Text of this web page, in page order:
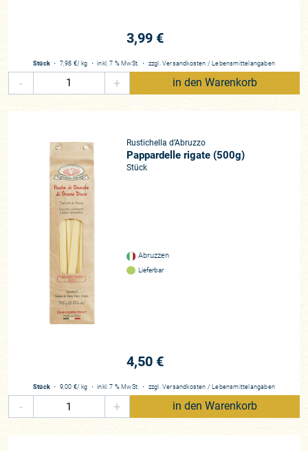
3,99 €
Stück・ 7,98 €/ kg ・inkl. 7 % MwSt. ・ zzgl.Versandkosten / Lebensmittelangaben
- + in den Warenkorb
Rustichella d’Abruzzo
Pappardelle rigate (500g)
Stück
Abruzzen
Lieferbar
4,50 €
Stück・ 9,00 €/ kg ・inkl. 7 % MwSt. ・ zzgl.Versandkosten / Lebensmittelangaben
- + in den Warenkorb